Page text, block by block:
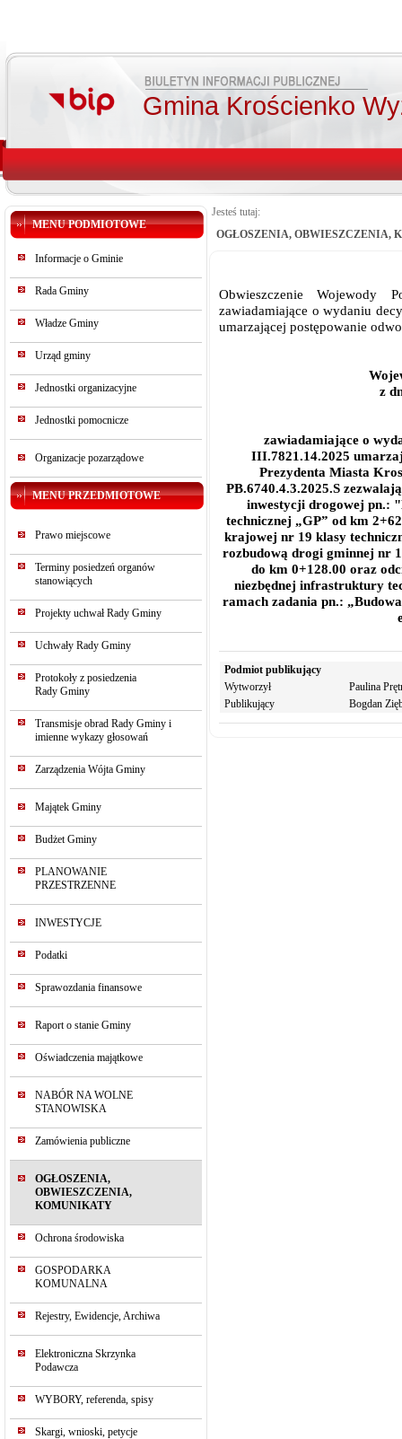
Gmina Krościenko
MENU PODMIOTOWE
Informacje o Gminie
Rada Gminy
Władze Gminy
Urząd gminy
Jednostki organizacyjne
Jednostki pomocnicze
Organizacje pozarządowe
MENU PRZEDMIOTOWE
Prawo miejscowe
Terminy posiedzeń organów
stanowiących
Projekty uchwał Rady Gminy
Uchwały Rady Gminy
Protokoły z posiedzenia
Rady Gminy
Transmisje obrad Rady Gminy i
imienne wykazy głosowań
Zarządzenia Wójta Gminy
Majątek Gminy
Budżet Gminy
PLANOWANIE
PRZESTRZENNE
INWESTYCJE
Podatki
Sprawozdania finansowe
Raport o stanie Gminy
Oświadczenia majątkowe
NABÓR NA WOLNE
STANOWISKA
Zamówienia publiczne
OGŁOSZENIA,
OBWIESZCZENIA,
KOMUNIKATY
Ochrona środowiska
GOSPODARKA
KOMUNALNA
Rejestry, Ewidencje, Archiwa
Elektroniczna Skrzynka
Podawcza
WYBORY, referenda, spisy
Skargi, wnioski, petycje
Jesteś tutaj:
OGŁOSZENIA, OBWIESZCZENIA,
Obwieszczenie
zawiadamiające o wydaniu
umarzającej postępowanie
z
zawiadamiające o
III.7821.14.2025
Prezydenta Miasta
PB.6740.4.3.2025.S
inwestycji drogowej pn.:
technicznej „GP” od km
krajowej nr 19 klasy
rozbudową drogi gminnej nr
do km 0+128.00 oraz
niezbędnej infrastruktury
ramach zadania pn.:
Podmiot publikujący
Wytworzył
Paulina
Publikujący
Bogdan